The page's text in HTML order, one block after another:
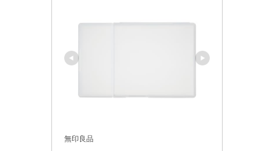
無印良品